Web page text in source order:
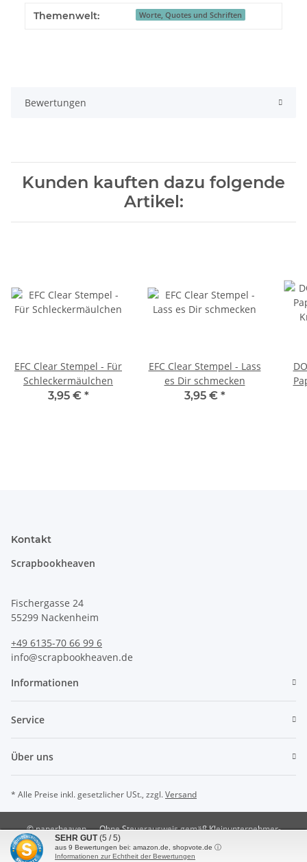
Themenwelt: Worte, Quotes und Schriften
Bewertungen
Kunden kauften dazu folgende
Artikel:
EFC Clear Stempel - Für
Schleckermäulchen
3,95 € *
EFC Clear Stempel - Lass
es Dir schmecken
3,95 € *
Kontakt
Scrapbookheaven
Fischergasse 24
55299 Nackenheim
+49 6135-70 66 99 6
info@scrapbookheaven.de
Informationen
Service
Über uns
* Alle Preise inkl. gesetzlicher USt., zzgl.Versand
© paperheaven
Ohne Steuerausweis gemäß Kleinunternehmer-
Regelung §19 UstG.
Powered byJTL-Shop
SEHR GUT (5 / 5)
aus 9 Bewertungen bei: amazon.de, shopvote.de ⓘ
Informationen zur Echtheit der Bewertungen